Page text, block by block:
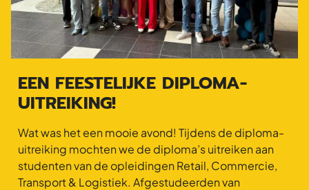
EEN FEESTELIJKE DIPLOMA-
UITREIKING!
Wat was het een mooie avond! Tijdens de diploma-
uitreiking mochten we de diploma’s uitreiken aan
studenten van de opleidingen Retail, Commercie,
Transport & Logistiek. Afgestudeerden van